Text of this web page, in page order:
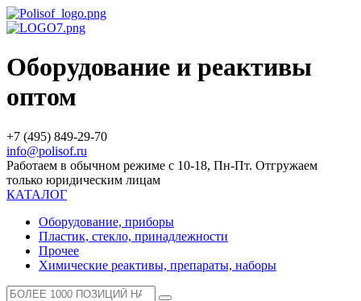
Оборудование и реактивы
оптом
+7 (495) 849-29-70
info@polisof.ru
Работаем в обычном режиме с 10-18, Пн-Пт. Отгружаем
только юридическим лицам
КАТАЛОГ
Оборудование, приборы
Пластик, стекло, принадлежности
Прочее
Химические реактивы, препараты, наборы